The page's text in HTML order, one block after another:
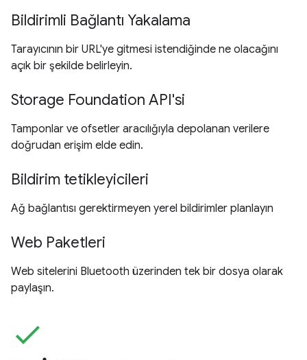
Bildirimli Bağlantı Yakalama
Tarayıcının bir URL'ye gitmesi istendiğinde ne olacağını
açık bir şekilde belirleyin.
Storage Foundation API'si
Tamponlar ve ofsetler aracılığıyla depolanan verilere
doğrudan erişim elde edin.
Bildirim tetikleyicileri
Ağ bağlantısı gerektirmeyen yerel bildirimler planlayın
Web Paketleri
Web sitelerini Bluetooth üzerinden tek bir dosya olarak
paylaşın.
check